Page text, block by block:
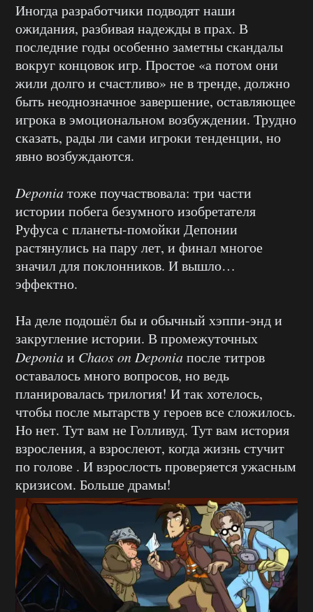
Иногда разработчики подводят наши
ожидания, разбивая надежды в прах. В
последние годы особенно заметны скандалы
вокруг концовок игр. Простое «а потом они
жили долго и счастливо» не в тренде, должно
быть неоднозначное завершение, оставляющее
игрока в эмоциональном возбуждении. Трудно
сказать, рады ли сами игроки тенденции, но
явно возбуждаются.
Deponiaтоже поучаствовала: три части
истории побега безумного изобретателя
Руфуса с планеты-помойки Депонии
растянулись на пару лет, и финал многое
значил для поклонников. И вышло…
эффектно.
На деле подошёл бы и обычный хэппи-энд и
закругление истории. В промежуточных
Deponiaи Chaos on Deponiaпосле титров
оставалось много вопросов, но ведь
планировалась трилогия! И так хотелось,
чтобы после мытарств у героев все сложилось.
Но нет. Тут вам не Голливуд. Тут вам история
взросления, а взрослеют, когда жизнь стучит
по голове . И взрослость проверяется ужасным
кризисом. Больше драмы!